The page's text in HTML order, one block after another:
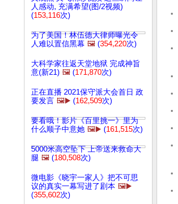
人感动, 充满希望(图/2视频)
(153,116次)
为了美国！林伍德大律师曝光令
人难以置信黑幕 🖼️ (354,220次)
大科学家往返天堂地狱 完成神旨
意(新21) 🖼️ (171,870次)
正在直播 2021保守派大会首日 政
要发言 🖼️▶️ (162,509次)
要看哦！影片《百里挑一》里为
什么顺子中意她 🖼️▶️ (161,515次)
5000米高空坠下 上帝送来救命大
腿 🖼️ (180,508次)
微电影《晓宇一家人》把不可思
议的真实一幕写进了剧本 🖼️▶️
(355,602次)